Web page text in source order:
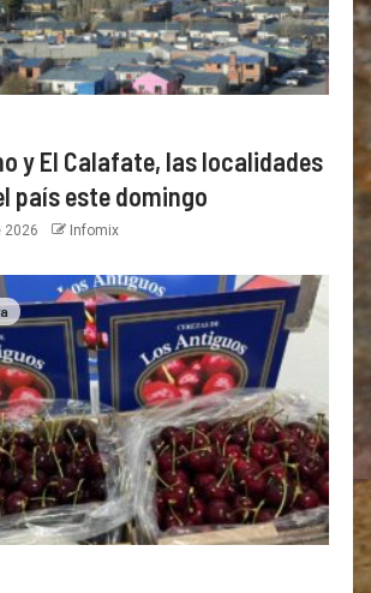
y El Calafate, las localidades
país este domingo
2026 Infomix